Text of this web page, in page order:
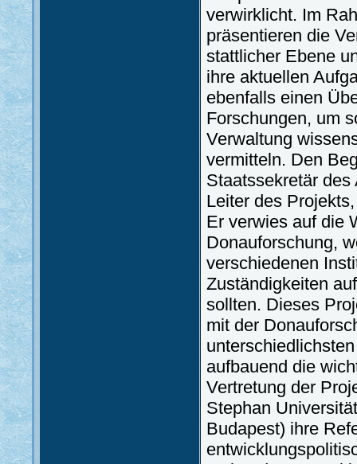
verwirklicht. Im
präsentieren die
stattlicher Ebene
ihre aktuellen
ebenfalls einen
Forschungen, um
Verwaltung
vermitteln. Den
Staatssekretär
Leiter des
Er verwies auf die
Donauforschung,
verschiedenen
Zuständigkeiten
sollten. Dieses
mit der
aufbauend die
Vertretung der
Stephan
Budapest) ihre